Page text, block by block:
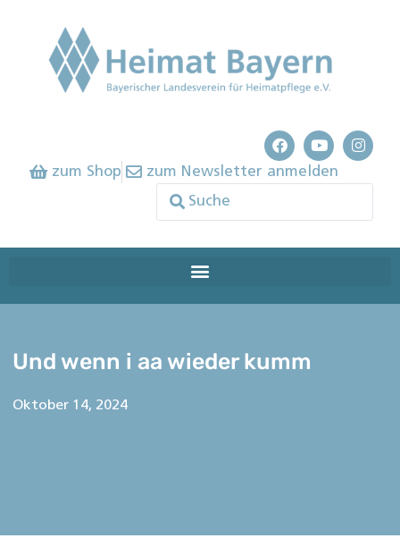
zum Shop zum Newsletter anmelden
Und wenn i aa wieder kumm
Oktober 14, 2024